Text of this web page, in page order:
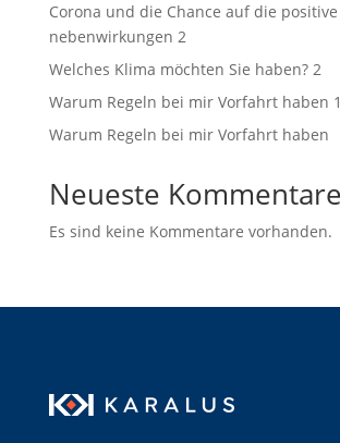
Corona und die Chance auf die positive
nebenwirkungen 2
Welches Klima möchten Sie haben? 2
Warum Regeln bei mir Vorfahrt haben 1
Warum Regeln bei mir Vorfahrt haben
Neueste Kommentare
Es sind keine Kommentare vorhanden.